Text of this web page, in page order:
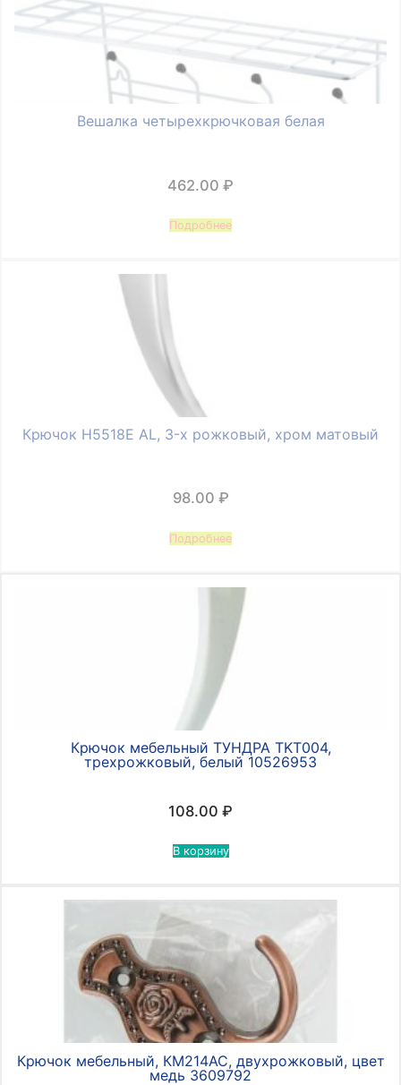
Вешалка четырехкрючковая белая
462.00 ₽
Подробнее
Крючок Н5518Е AL, 3-х рожковый, хром матовый
98.00 ₽
Подробнее
Крючок мебельный ТУНДРА TKT004,
трехрожковый, белый 10526953
108.00 ₽
В корзину
Крючок мебельный, КМ214AC, двухрожковый, цвет
медь 3609792